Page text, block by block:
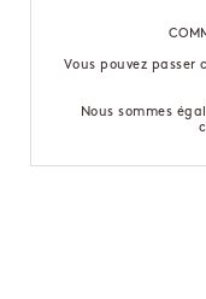
Vous pouvez passer
Nous sommes